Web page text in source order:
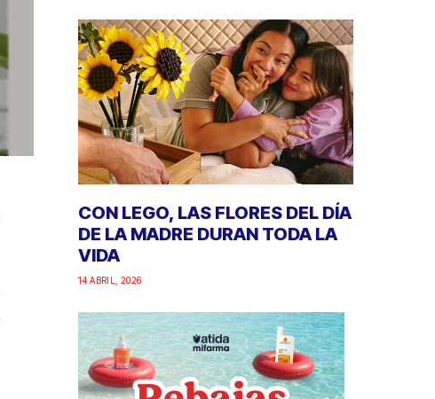
CON LEGO, LAS FLORES DEL DÍA
DE LA MADRE DURAN TODA LA
VIDA
14 ABRIL, 2026